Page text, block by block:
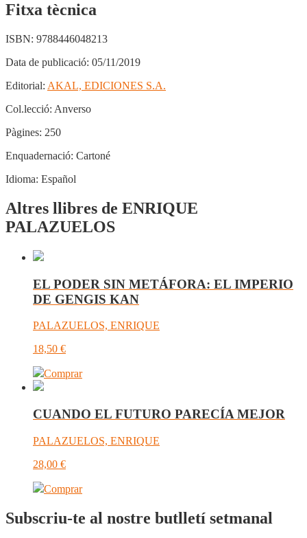
Fitxa tècnica
ISBN: 9788446048213
Data de publicació: 05/11/2019
Editorial: AKAL, EDICIONES S.A.
Col.lecció: Anverso
Pàgines: 250
Enquadernació: Cartoné
Idioma: Español
Altres llibres de ENRIQUE
PALAZUELOS
EL PODER SIN METÁFORA: EL IMPERIO
DE GENGIS KAN
PALAZUELOS, ENRIQUE
18,50 €
Comprar
CUANDO EL FUTURO PARECÍA MEJOR
PALAZUELOS, ENRIQUE
28,00 €
Comprar
Subscriu-te al nostre butlletí setmanal